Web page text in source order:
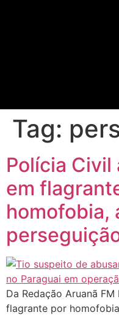
Tag:
Polícia Civil
em
homofobia,
Da Redação Aruanã
flagrante por